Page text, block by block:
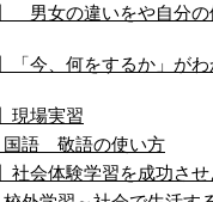
男女の違いをや自分の
「今、何をするか」が
現場実習
国語 敬語の使い方
社会体験学習を成功させ